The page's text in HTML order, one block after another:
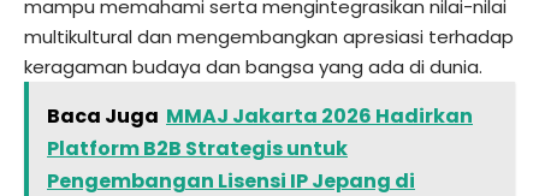
mampu memahami serta mengintegrasikan nilai-nilai
multikultural dan mengembangkan apresiasi terhadap
keragaman budaya dan bangsa yang ada di dunia.
Baca Juga MMAJ Jakarta 2026 Hadirkan
Platform B2B Strategis untuk
Pengembangan Lisensi IP Jepang di